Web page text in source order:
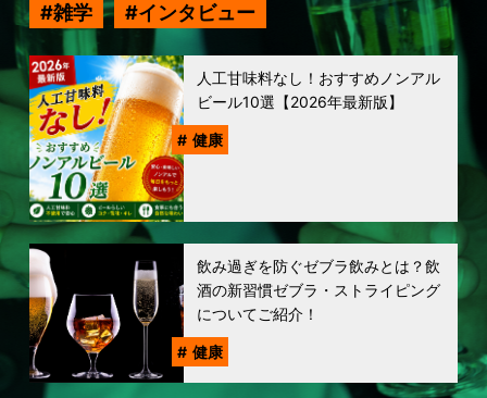
雑学
インタビュー
人工甘味料なし！おすすめノンアル
ビール10選【2026年最新版】
健康
飲み過ぎを防ぐゼブラ飲みとは？飲
酒の新習慣ゼブラ・ストライピング
についてご紹介！
健康